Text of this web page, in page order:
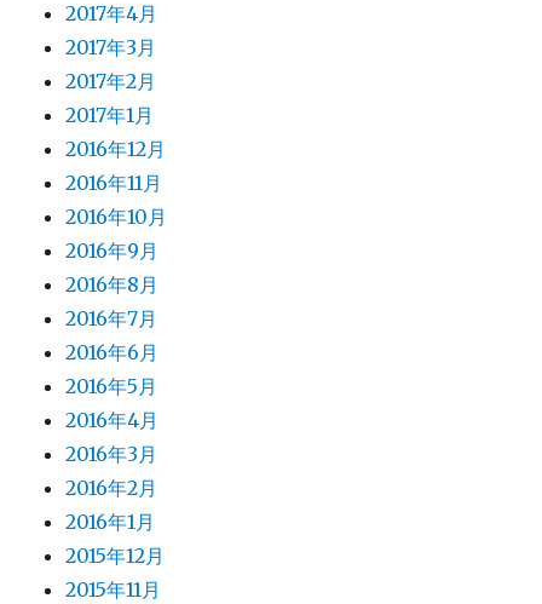
2017年4月
2017年3月
2017年2月
2017年1月
2016年12月
2016年11月
2016年10月
2016年9月
2016年8月
2016年7月
2016年6月
2016年5月
2016年4月
2016年3月
2016年2月
2016年1月
2015年12月
2015年11月